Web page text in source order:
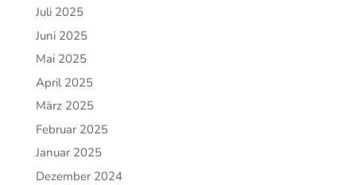
Juli 2025
Juni 2025
Mai 2025
April 2025
März 2025
Februar 2025
Januar 2025
Dezember 2024